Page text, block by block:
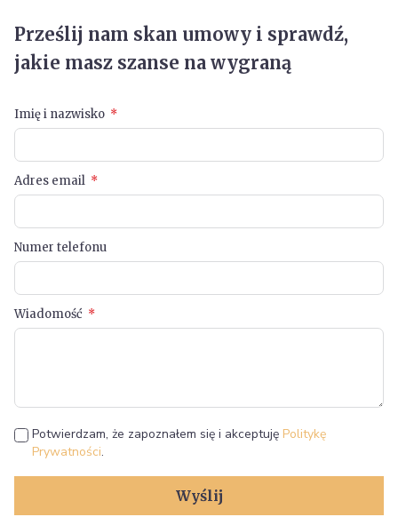
Prześlij nam skan umowy i sprawdź,
jakie masz szanse na wygraną
Imię i nazwisko
Adres email
Numer telefonu
Wiadomość
Potwierdzam, że zapoznałem się i akceptuję Politykę
Prywatności.
Wyślij